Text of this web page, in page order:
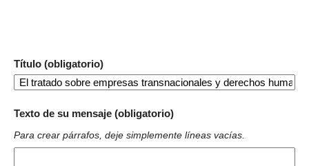
Título (obligatorio)
Texto de su mensaje (obligatorio)
Para crear párrafos, deje simplemente líneas vacías.